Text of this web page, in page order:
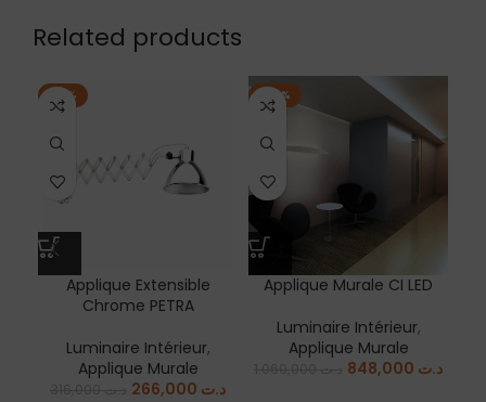
Related products
-16%
Applique Extensible
Chrome PETRA
Luminaire Intérieur,
Applique Murale
د.ت
-20%
Applique Murale CI LED
Luminaire Intérieur,
Applique Murale
د.ت